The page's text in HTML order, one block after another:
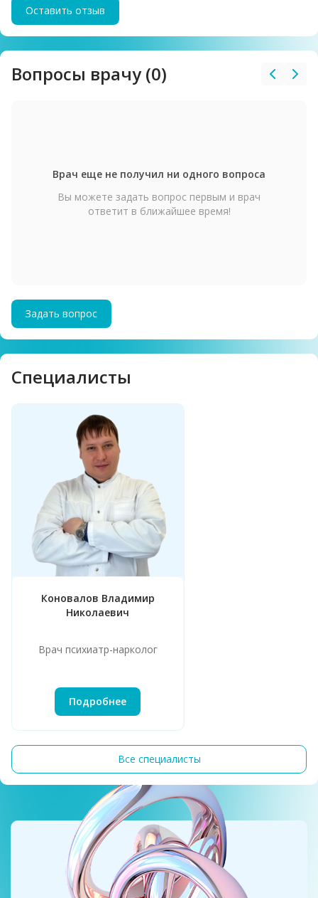
Оставить отзыв
Вопросы врачу (0)
Врач еще не получил ни одного вопроса
Вы можете задать вопрос первым и врач
ответит в ближайшее время!
Задать вопрос
Cпециалисты
Коновалов Владимир
Николаевич
Врач психиатр-нарколог
Подробнее
Все специалисты